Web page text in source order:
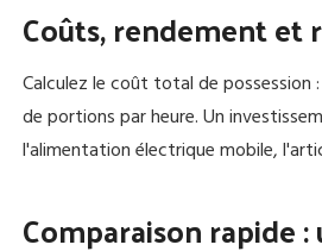
Coûts, rendement et
Calculez le coût total de
de portions par heure. Un
l'alimentation électrique mobile,
Comparaison rapide